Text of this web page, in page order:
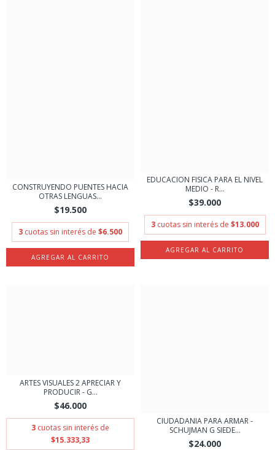
CONSTRUYENDO PUENTES HACIA
OTRAS LENGUAS...
$19.500
3 cuotas sin interés de $6.500
EDUCACION FISICA PARA EL NIVEL
MEDIO - R...
$39.000
3 cuotas sin interés de $13.000
ARTES VISUALES 2 APRECIAR Y
PRODUCIR - G...
$46.000
3 cuotas sin interés de
$15.333,33
CIUDADANIA PARA ARMAR -
SCHUJMAN G SIEDE...
$24.000